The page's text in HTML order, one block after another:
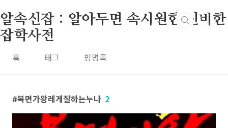
알속신잡 : 알아두면 속시원한 신비한
잡학사전
홈 태그 방명록
복면가왕레게잘하는누나 2